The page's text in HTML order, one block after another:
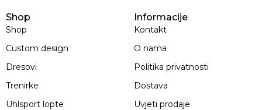
Shop
Shop
Custom design
Dresovi
Trenirke
Uhlsport lopte
Informacije
Kontakt
O nama
Politika privatnosti
Dostava
Uvjeti prodaje